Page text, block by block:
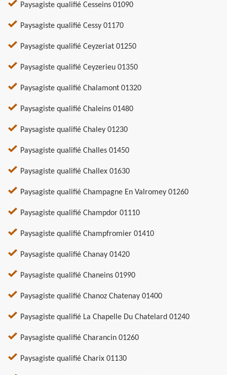
Paysagiste qualifié Cesseins 01090
Paysagiste qualifié Cessy 01170
Paysagiste qualifié Ceyzeriat 01250
Paysagiste qualifié Ceyzerieu 01350
Paysagiste qualifié Chalamont 01320
Paysagiste qualifié Chaleins 01480
Paysagiste qualifié Chaley 01230
Paysagiste qualifié Challes 01450
Paysagiste qualifié Challex 01630
Paysagiste qualifié Champagne En Valromey 01260
Paysagiste qualifié Champdor 01110
Paysagiste qualifié Champfromier 01410
Paysagiste qualifié Chanay 01420
Paysagiste qualifié Chaneins 01990
Paysagiste qualifié Chanoz Chatenay 01400
Paysagiste qualifié La Chapelle Du Chatelard 01240
Paysagiste qualifié Charancin 01260
Paysagiste qualifié Charix 01130